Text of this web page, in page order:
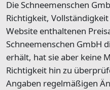
Die Schneemenschen
Richtigkeit,
Website enthaltenen
Schneemenschen GmbH
erhält, hat sie aber keine
Richtigkeit hin zu
Angaben regelmäßigen